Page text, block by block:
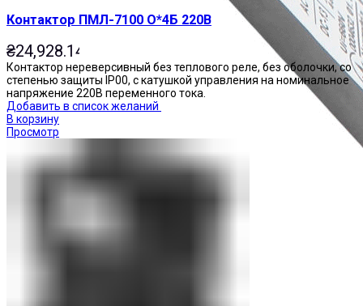
Контактор ПМЛ-7100 О*4Б 220В
₴24,928.14
Контактор нереверсивный без теплового реле, без оболочки, со
степенью защиты IP00, с катушкой управления на номинальное
напряжение 220В переменного тока.
Добавить в список желаний
В корзину
Просмотр